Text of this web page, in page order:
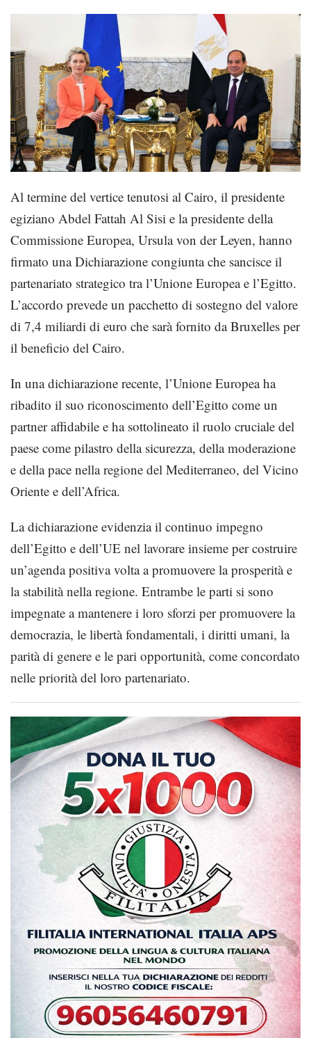
Al termine del vertice tenutosi al Cairo, il presidente
egiziano Abdel Fattah Al Sisi e la presidente della
Commissione Europea, Ursula von der Leyen, hanno
firmato una Dichiarazione congiunta che sancisce il
partenariato strategico tra l’Unione Europea e l’Egitto.
L’accordo prevede un pacchetto di sostegno del valore
di 7,4 miliardi di euro che sarà fornito da Bruxelles per
il beneficio del Cairo.
In una dichiarazione recente, l’Unione Europea ha
ribadito il suo riconoscimento dell’Egitto come un
partner affidabile e ha sottolineato il ruolo cruciale del
paese come pilastro della sicurezza, della moderazione
e della pace nella regione del Mediterraneo, del Vicino
Oriente e dell’Africa.
La dichiarazione evidenzia il continuo impegno
dell’Egitto e dell’UE nel lavorare insieme per costruire
un’agenda positiva volta a promuovere la prosperità e
la stabilità nella regione. Entrambe le parti si sono
impegnate a mantenere i loro sforzi per promuovere la
democrazia, le libertà fondamentali, i diritti umani, la
parità di genere e le pari opportunità, come concordato
nelle priorità del loro partenariato.